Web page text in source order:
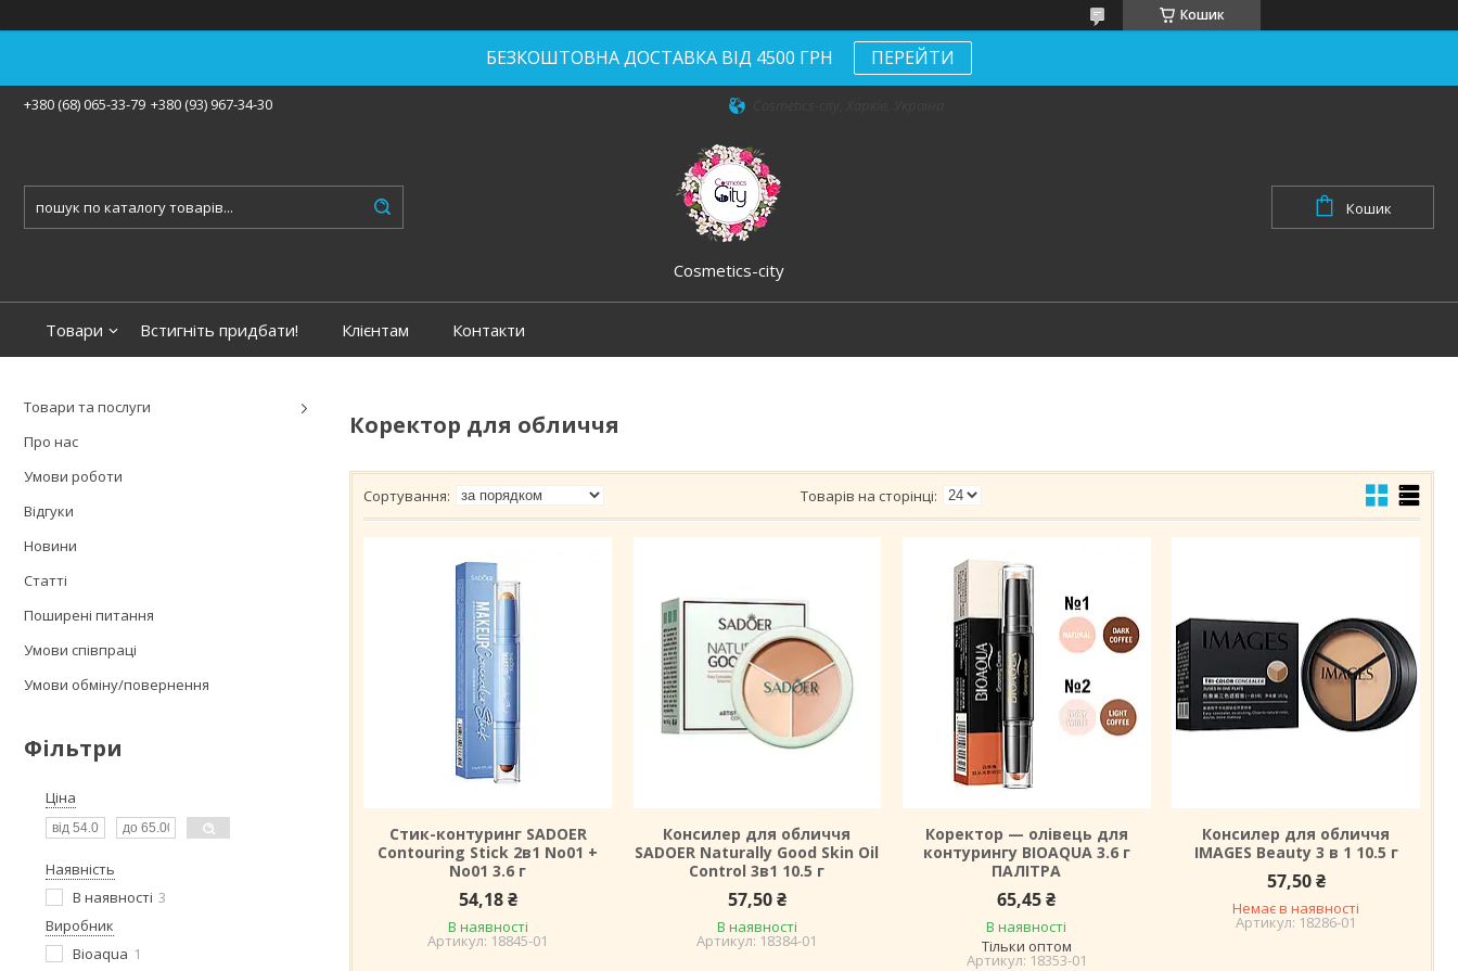
Кошик
БЕЗКОШТОВНА ДОСТАВКА ВІД 4500 ГРН ПЕРЕЙТИ
+380 (68) 065-33-79 +380 (93) 967-34-30
Cosmetics-city
Кошик
Товари Встигніть придбати! Клієнтам Контакти
Товари та послуги
Про нас
Умови роботи
Відгуки
Новини
Статті
Поширені питання
Умови співпраці
Умови обміну/повернення
Фільтри
Ціна
Наявність
В наявності 3
Виробник
Bioaqua 1
Коректор для обличчя
Стик-контуринг SADOER
Contouring Stick 2в1 No01 +
No01 3.6 г
54,18 ₴
В наявності
18845-01
Консилер для обличчя
SADOER Naturally Good Skin Oil
Control 3в1 10.5 г
57,50 ₴
В наявності
18384-01
Коректор — олівець для
контурингу BIOAQUA 3.6 г
ПАЛІТРА
65,45 ₴
В наявності
Тільки оптом
18353-01
Консилер для обличчя
IMAGES Beauty 3 в 1 10.5 г
57,50 ₴
Немає в наявності
18286-01